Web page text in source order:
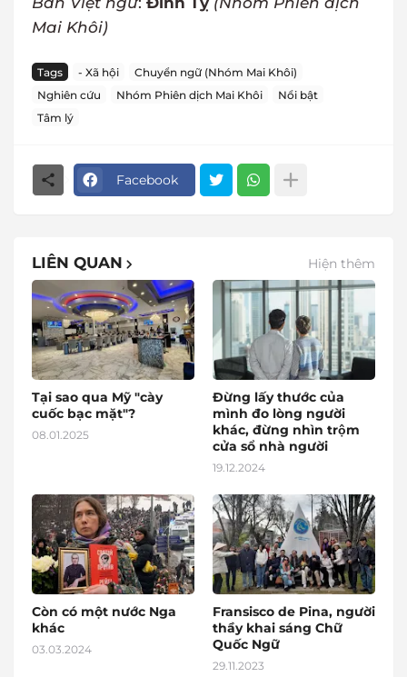
Mai Khôi)
Tags - Xã hội
Chuyển ngữ (Nhóm Mai Khôi)
Nghiên cứu
Nhóm Phiên dịch Mai Khôi
Nổi bật
Tâm lý
Facebook
LIÊN QUAN Hiện thêm
Tại sao qua Mỹ "cày
cuốc bạc mặt"?
08.01.2025
Đừng lấy thước của
mình đo lòng người
khác, đừng nhìn trộm
cửa sổ nhà người
19.12.2024
Còn có một nước Nga
khác
03.03.2024
Fransisco de Pina, người
thầy khai sáng Chữ
Quốc Ngữ
29.11.2023